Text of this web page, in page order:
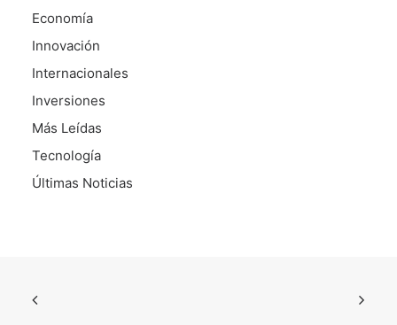
Economía
Innovación
Internacionales
Inversiones
Más Leídas
Tecnología
Últimas Noticias